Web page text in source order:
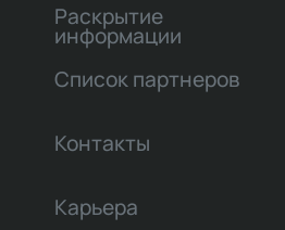
Раскрытие
информации
Список партнеров
Контакты
Карьера